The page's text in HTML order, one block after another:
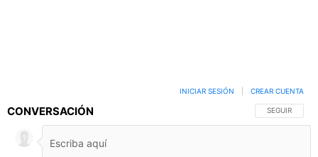
CONVERSACIÓN SIGA ESTA
SEGUIR
INICIAR SESIÓN CREAR CUENTA